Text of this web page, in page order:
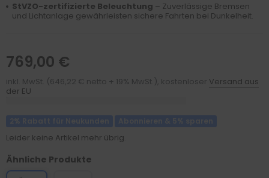
StVZO-zertifizierte Beleuchtung – Zuverlässige Bremsen
und Lichtanlage gewährleisten sichere Fahrten bei Dunkelheit.
769,00 €
inkl. MwSt. (646,22 € netto + 19% MwSt.), kostenloser Versand aus
der EU
Leider keine Artikel mehr übrig.
Ähnliche Produkte